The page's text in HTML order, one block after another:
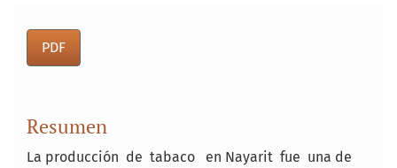
PDF
Resumen
La producción de tabaco en Nayarit fue una de